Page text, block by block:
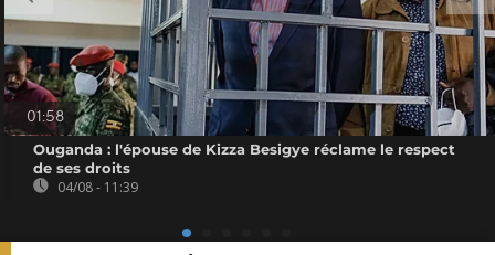
01:58
Ouganda : l'épouse de Kizza Besigye réclame le respect
de ses droits
04/08 - 11:39